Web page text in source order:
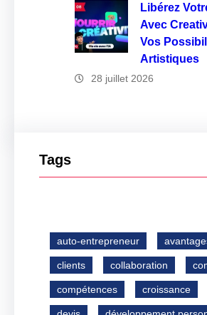
Libérez
Avec
Vos
Artistiques
28 juillet 2026
Tags
auto-entrepreneur
clients collaboration
compétences croissance